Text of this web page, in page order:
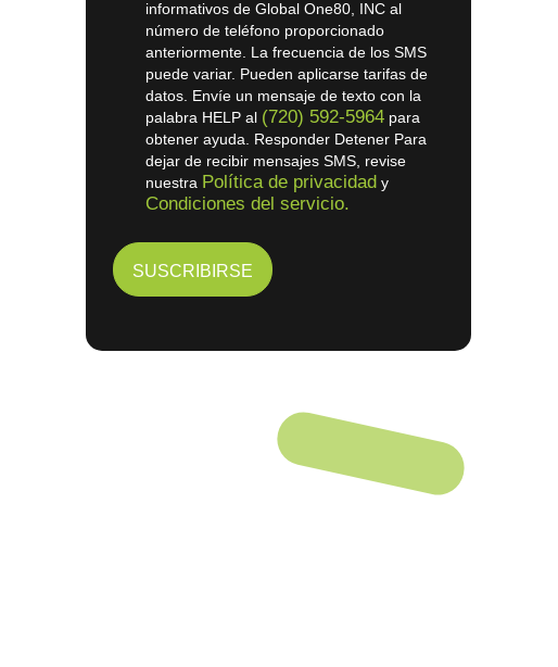
informativos de Global One80, INC al
número de teléfono proporcionado
anteriormente. La frecuencia de los SMS
puede variar. Pueden aplicarse tarifas de
datos. Envíe un mensaje de texto con la
palabra HELP al (720) 592-5964para
obtener ayuda. Responder Detener Para
dejar de recibir mensajes SMS, revise
nuestra Política de privacidad y
Condiciones del servicio.